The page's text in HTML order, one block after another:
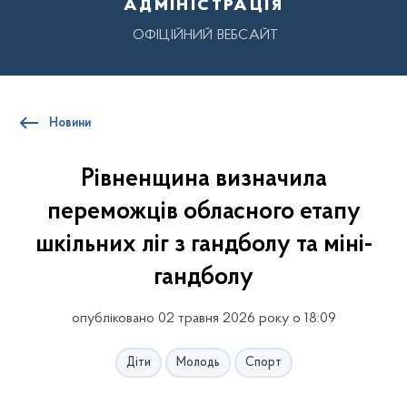
адміністрація
ОФІЦІЙНИЙ ВЕБСАЙТ
Новини
Рівненщина визначила
переможців обласного етапу
шкільних ліг з гандболу та міні-
гандболу
опубліковано 02 травня 2026 року о 18:09
Діти Молодь Спорт